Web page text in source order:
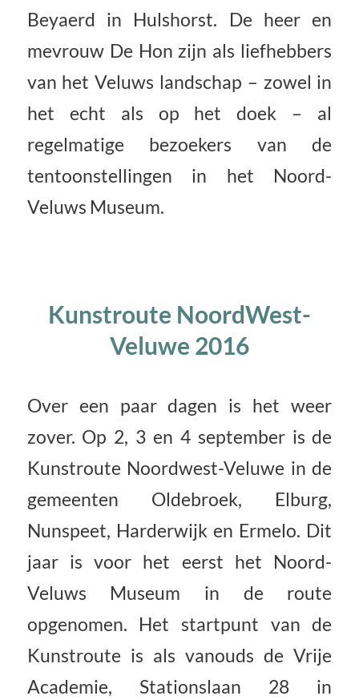
Beyaerd in Hulshorst. De heer en
mevrouw De Hon zijn als liefhebbers
van het Veluws landschap – zowel in
het echt als op het doek – al
regelmatige bezoekers van de
tentoonstellingen in het Noord-
Veluws Museum.
Kunstroute NoordWest-
Veluwe 2016
Over een paar dagen is het weer
zover. Op 2, 3 en 4 september is de
Kunstroute Noordwest-Veluwe in de
gemeenten Oldebroek, Elburg,
Nunspeet, Harderwijk en Ermelo. Dit
jaar is voor het eerst het Noord-
Veluws Museum in de route
opgenomen. Het startpunt van de
Kunstroute is als vanouds de Vrije
Academie, Stationslaan 28 in